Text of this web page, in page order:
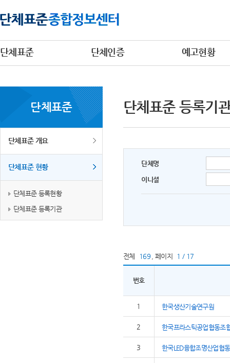
단체표준 단체인증 예고현황
단체표준
단체표준 개요
단체표준 현황
단체표준 등록현황
단체표준 등록기관
단체표준 등록기
단체명
이니셜
전체 169 페이지 1 / 17
번호
1 한국생산기술연구원
2 한국프라스틱공업협동조
3 한국LED융합조명산업협